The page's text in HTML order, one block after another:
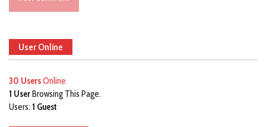
User Online
30 UsersOnline
1 UserBrowsing This Page.
Users: 1 Guest